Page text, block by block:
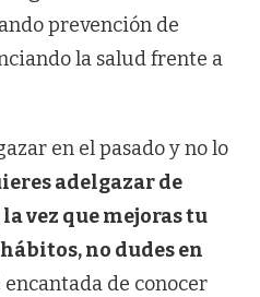
prevención de
la salud frente a
en el pasado y no lo
adelgazar de
vez que mejoras tu
no dudes en
encantada de conocer